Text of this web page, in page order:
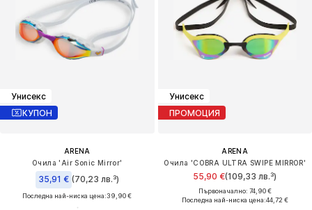
Унисекс
КУПОН
ARENA
Очила 'Air Sonic Mirror'
35,91 € (70,23 лв.³)
Последна най-ниска цена:39,90 €
Унисекс
ПРОМОЦИЯ
ARENA
Очила 'COBRA ULTRA SWIPE MIRROR'
55,90 €(109,33 лв.³)
Първоначално: 74,90 €
Последна най-ниска цена:44,72 €